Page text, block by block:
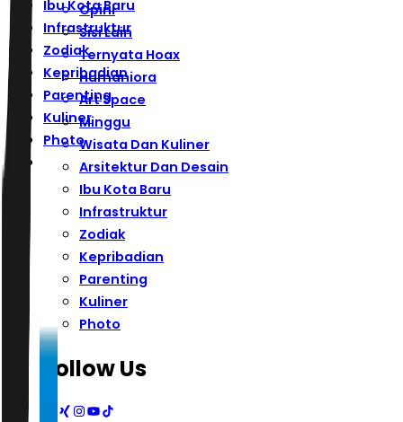
Ibu Kota Baru
Infrastruktur
Zodiak
Kepribadian
Parenting
Kuliner
Photo
Opini
Sisi Lain
Ternyata Hoax
Humaniora
Art Space
Minggu
Wisata Dan Kuliner
Arsitektur Dan Desain
Ibu Kota Baru
Infrastruktur
Zodiak
Kepribadian
Parenting
Kuliner
Photo
Follow Us